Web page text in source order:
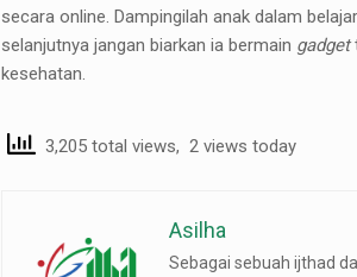
secara online. Dampingilah anak dalam
selanjutnya jangan biarkan ia bermain gadget
kesehatan.
3,205 total views, 2 views today
Asilha
Sebagai sebuah ijthad